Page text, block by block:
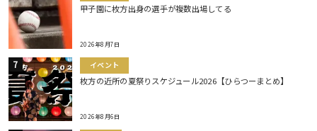
甲子園に枚方出身の選手が複数出場してる
2026年8月7日
イベント
枚方の近所の夏祭りスケジュール2026【ひらつーまとめ】
2026年8月6日